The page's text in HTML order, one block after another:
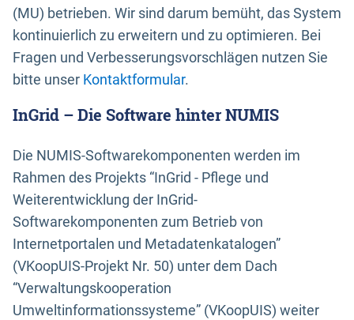
(MU) betrieben. Wir sind darum bemüht, das System
kontinuierlich zu erweitern und zu optimieren. Bei
Fragen und Verbesserungsvorschlägen nutzen Sie
bitte unser Kontaktformular.
InGrid – Die Software hinter NUMIS
Die NUMIS-Softwarekomponenten werden im
Rahmen des Projekts “InGrid - Pflege und
Weiterentwicklung der InGrid-
Softwarekomponenten zum Betrieb von
Internetportalen und Metadatenkatalogen”
(VKoopUIS-Projekt Nr. 50) unter dem Dach
“Verwaltungskooperation
Umweltinformationssysteme” (VKoopUIS) weiter